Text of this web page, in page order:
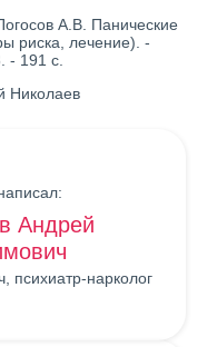
А.В. Панические
риска, лечение). -
- 191 с.
Николаев
Андрей
психиатр-нарколог